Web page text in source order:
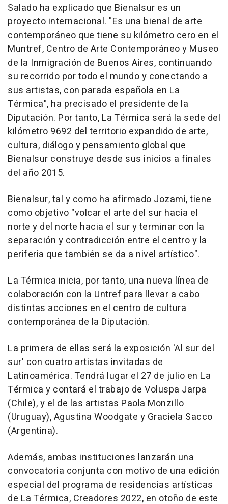
Salado ha explicado que Bienalsur es un
proyecto internacional. "Es una bienal de arte
contemporáneo que tiene su kilómetro cero en el
Muntref, Centro de Arte Contemporáneo y Museo
de la Inmigración de Buenos Aires, continuando
su recorrido por todo el mundo y conectando a
sus artistas, con parada española en La
Térmica", ha precisado el presidente de la
Diputación. Por tanto, La Térmica será la sede del
kilómetro 9692 del territorio expandido de arte,
cultura, diálogo y pensamiento global que
Bienalsur construye desde sus inicios a finales
del año 2015.
Bienalsur, tal y como ha afirmado Jozami, tiene
como objetivo "volcar el arte del sur hacia el
norte y del norte hacia el sur y terminar con la
separación y contradicción entre el centro y la
periferia que también se da a nivel artístico".
La Térmica inicia, por tanto, una nueva línea de
colaboración con la Untref para llevar a cabo
distintas acciones en el centro de cultura
contemporánea de la Diputación.
La primera de ellas será la exposición 'Al sur del
sur' con cuatro artistas invitadas de
Latinoamérica. Tendrá lugar el 27 de julio en La
Térmica y contará el trabajo de Voluspa Jarpa
(Chile), y el de las artistas Paola Monzillo
(Uruguay), Agustina Woodgate y Graciela Sacco
(Argentina).
Además, ambas instituciones lanzarán una
convocatoria conjunta con motivo de una edición
especial del programa de residencias artísticas
de La Térmica, Creadores 2022, en otoño de este